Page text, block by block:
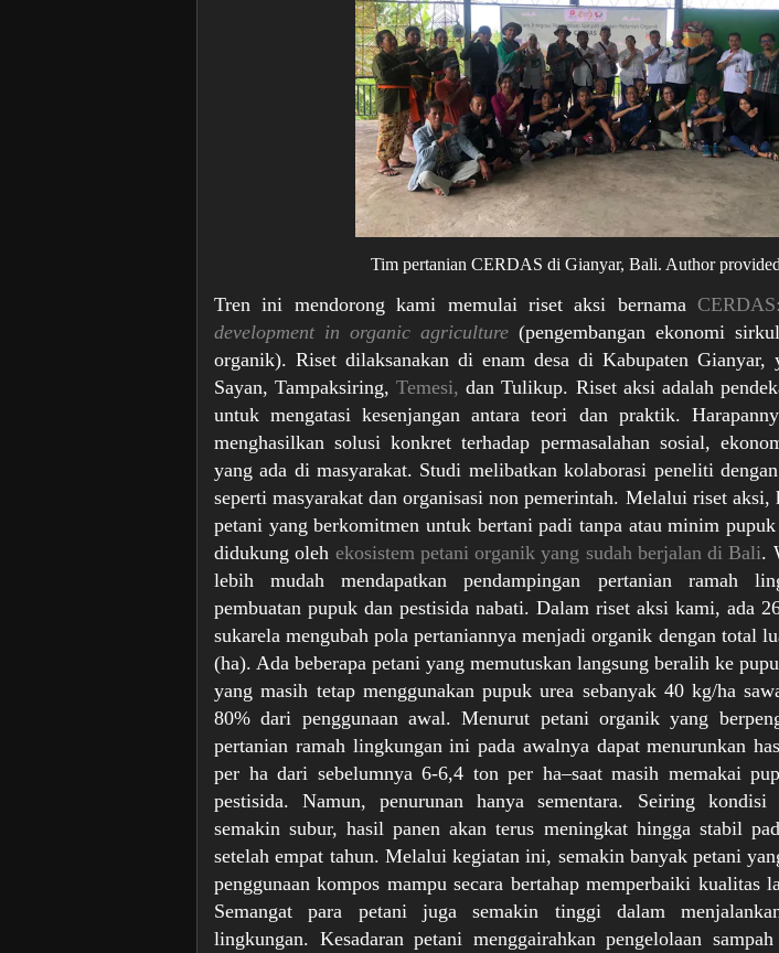
Tim pertanian CERDAS di Gianyar, Bali. Author provided
Tren ini mendorong kami memulai riset aksi bernama
development in organic agriculture (pengembangan ekonomi
organik). Riset dilaksanakan di enam desa di Kabupaten Gianyar,
Sayan, Tampaksiring,Temesi, dan Tulikup. Riset aksi adalah
untuk mengatasi kesenjangan antara teori dan praktik.
menghasilkan solusi konkret terhadap permasalahan sosial,
yang ada di masyarakat. Studi melibatkan kolaborasi peneliti
seperti masyarakat dan organisasi non pemerintah. Melalui riset aksi,
petani yang berkomitmen untuk bertani padi tanpa atau minim
didukung oleh ekosistem petani organik yang sudah berjalan di Bali.
lebih mudah mendapatkan pendampingan pertanian ramah
pembuatan pupuk dan pestisida nabati. Dalam riset aksi kami, ada
sukarela mengubah pola pertaniannya menjadi organik dengan total
(ha). Ada beberapa petani yang memutuskan langsung beralih ke
yang masih tetap menggunakan pupuk urea sebanyak 40 kg/ha
80% dari penggunaan awal. Menurut petani organik yang
pertanian ramah lingkungan ini pada awalnya dapat menurunkan
per ha dari sebelumnya 6-6,4 ton per ha–saat masih memakai
pestisida. Namun, penurunan hanya sementara. Seiring kondisi
semakin subur, hasil panen akan terus meningkat hingga stabil
setelah empat tahun. Melalui kegiatan ini, semakin banyak petani
penggunaan kompos mampu secara bertahap memperbaiki kualitas
Semangat para petani juga semakin tinggi dalam
lingkungan. Kesadaran petani menggairahkan pengelolaan